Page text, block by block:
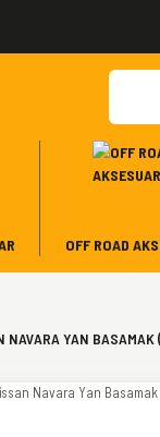
OFF ROAD
YAN BASAMAK